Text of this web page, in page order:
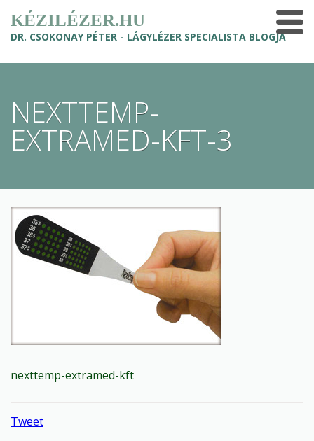
KÉZILÉZER.HU
DR. CSOKONAY PÉTER - LÁGYLÉZER SPECIALISTA BLOGJA
NEXTTEMP-
EXTRAMED-KFT-3
nexttemp-extramed-kft
Tweet